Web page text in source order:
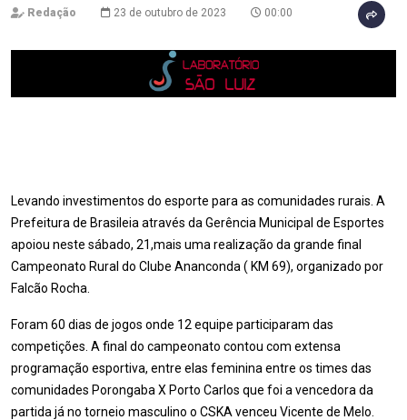
Redação 23 de outubro de 2023 00:00
Levando investimentos do esporte para as comunidades rurais. A
Prefeitura de Brasileia através da Gerência Municipal de Esportes
apoiou neste sábado, 21,mais uma realização da grande final
Campeonato Rural do Clube Ananconda ( KM 69), organizado por
Falcão Rocha.
Foram 60 dias de jogos onde 12 equipe participaram das
competições. A final do campeonato contou com extensa
programação esportiva, entre elas feminina entre os times das
comunidades Porongaba X Porto Carlos que foi a vencedora da
partida já no torneio masculino o CSKA venceu Vicente de Melo.